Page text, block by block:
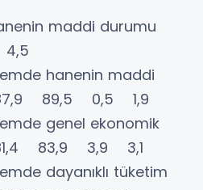
maddi durumu
hanenin maddi
89,5 0,5 1,9
genel ekonomik
83,9 3,9 3,1
dayanıklı tüketim